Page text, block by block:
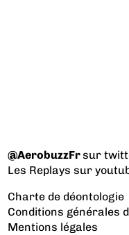
@AerobuzzFrsur
Les Replays sur
Charte de déontologie
Conditions générales
Mentions légales